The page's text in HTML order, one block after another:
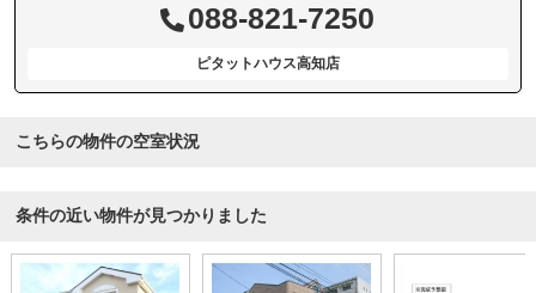
088-821-7250
ピタットハウス高知店
こちらの物件の空室状況
条件の近い物件が見つかりました